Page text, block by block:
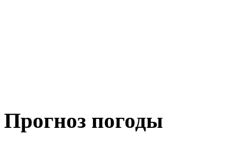
Прогноз погоды